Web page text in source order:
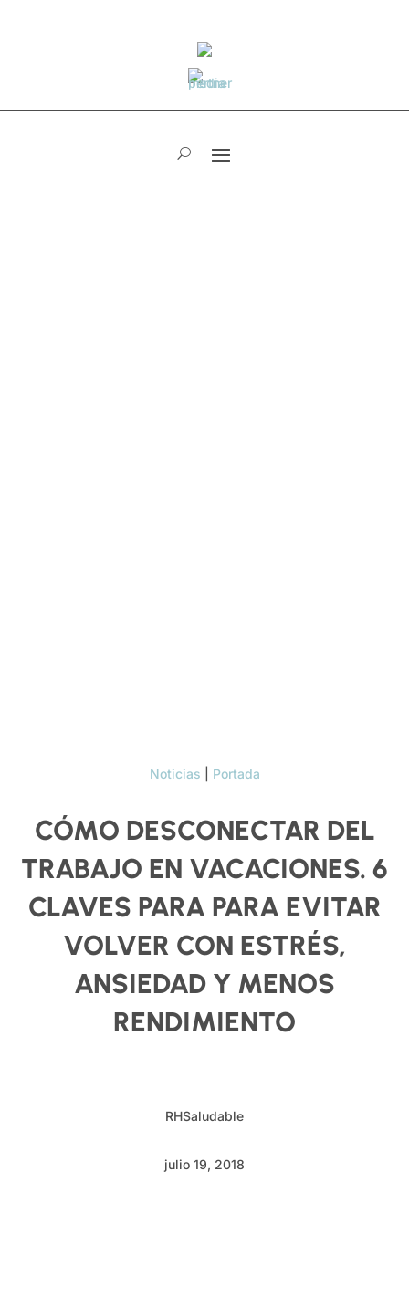
Noticias Portada
CÓMO DESCONECTAR DEL
TRABAJO EN VACACIONES. 6
CLAVES PARA PARA EVITAR
VOLVER CON ESTRÉS,
ANSIEDAD Y MENOS
RENDIMIENTO
RHSaludable
julio 19, 2018